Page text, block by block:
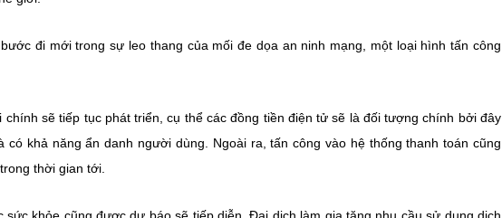
đi mới trong sự leo thang của mối đe dọa an ninh mạng, một loại hình tấn công
sẽ tiếp tục phát triển, cụ thể các đồng tiền điện tử sẽ là đối tượng chính bởi đây
khả năng ẩn danh người dùng. Ngoài ra, tấn công vào hệ thống thanh toán cũng
thời gian tới.